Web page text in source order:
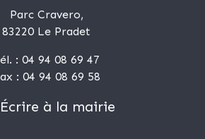
Parc Cravero,
83220 Le Pradet
: 04 94 08 69 47
: 04 94 08 69 58
Écrire à la mairie